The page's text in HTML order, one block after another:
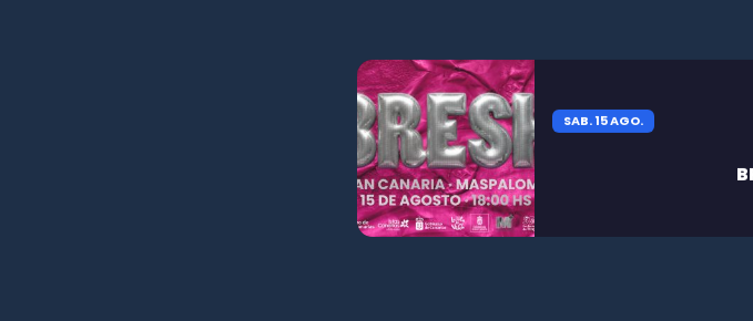
SAB. 15 AGO.